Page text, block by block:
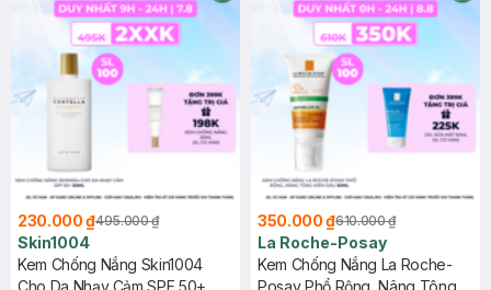
230.000 ₫495.000 ₫
Skin1004
Kem Chống Nắng Skin1004
Cho Da Nhạy Cảm SPF 50+
350.000 ₫610.000 ₫
La Roche-Posay
Kem Chống Nắng La Roche-
Posay Phổ Rộng, Nâng Tông